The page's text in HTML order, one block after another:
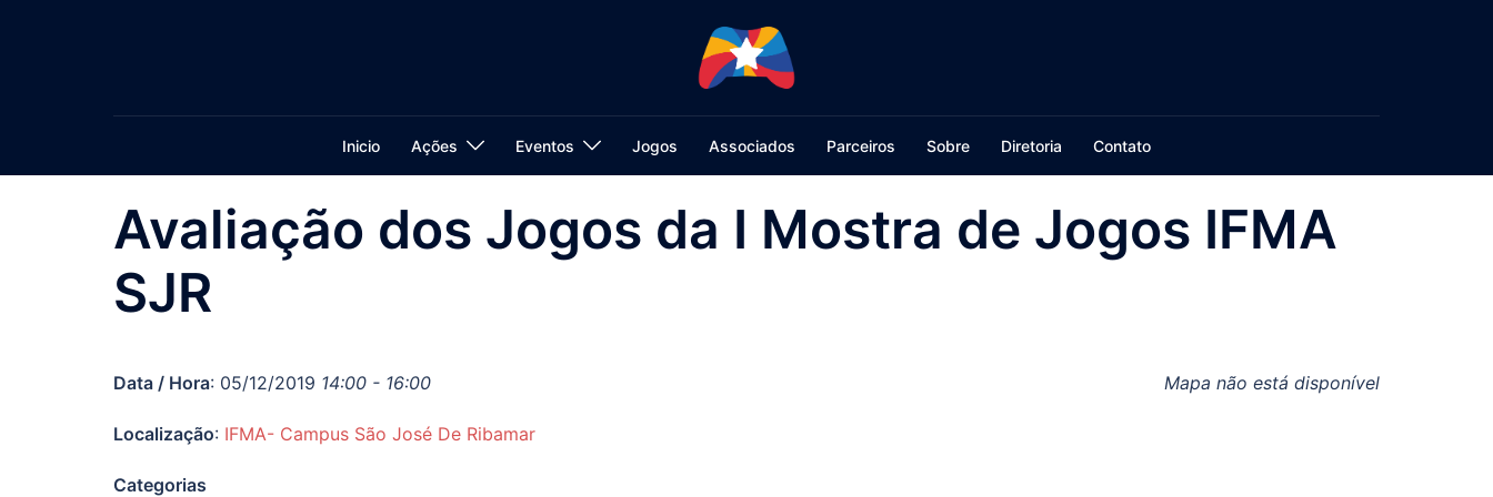
Inicio Ações Eventos Jogos Associados Parceiros Sobre Diretoria Contato
Avaliação dos Jogos da I Mostra de Jogos IFMA
SJR
Mapa não está disponível
Data / Hora: 05/12/2019 14:00 - 16:00
Localização: IFMA- Campus São José De Ribamar
Categorias